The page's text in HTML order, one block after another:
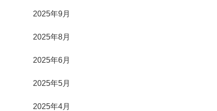
2025年9月
2025年8月
2025年6月
2025年5月
2025年4月